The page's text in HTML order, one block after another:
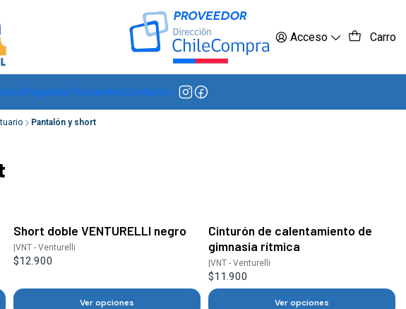
Acceso Carro
Preguntas FrecuentesContacto
regiones -
Pantalón y short
Short doble VENTURELLI negro
VNT - Venturelli
$12.900
Ver opciones
Cinturón de calentamiento de
gimnasia rítmica
VNT - Venturelli
$11.900
Ver opciones